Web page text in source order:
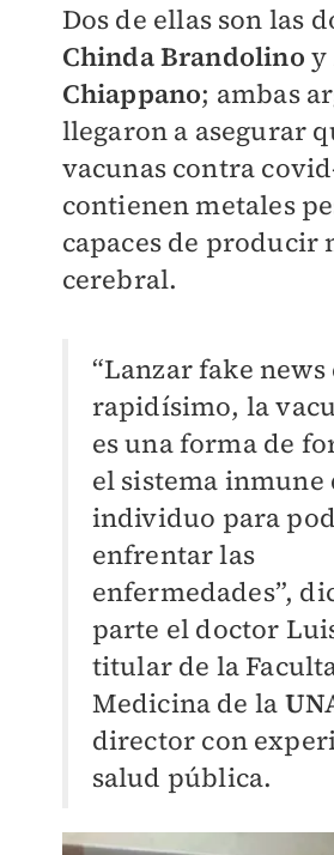
Dos de ellas son las
Chinda Brandolino y
Chiappano; ambas
llegaron a asegurar
vacunas contra
contienen metales
capaces de producir
cerebral.
“Lanzar fake news
rapidísimo, la
es una forma de
el sistema inmune
individuo para
enfrentar las
enfermedades”,
parte el doctor
titular de la
Medicina de la
director con
salud pública.